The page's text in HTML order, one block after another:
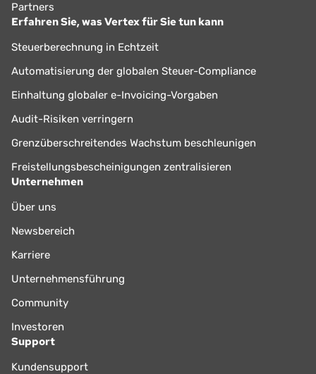
Partners
Erfahren Sie, was Vertex für Sie tun kann
Steuerberechnung in Echtzeit
Automatisierung der globalen Steuer-Compliance
Einhaltung globaler e-Invoicing-Vorgaben
Audit-Risiken verringern
Grenzüberschreitendes Wachstum beschleunigen
Freistellungsbescheinigungen zentralisieren
Unternehmen
Über uns
Newsbereich
Karriere
Unternehmensführung
Community
Investoren
Support
Kundensupport